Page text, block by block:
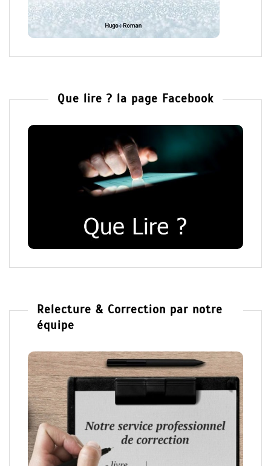
Que lire ? la page Facebook
Relecture & Correction par notre
équipe